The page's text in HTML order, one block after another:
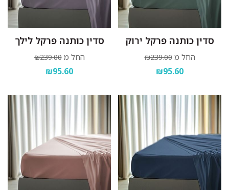
סדין כותנה פרקל ירוק
החל מ ₪239.00
₪95.60
סדין כותנה פרקל לילך
החל מ ₪239.00
₪95.60